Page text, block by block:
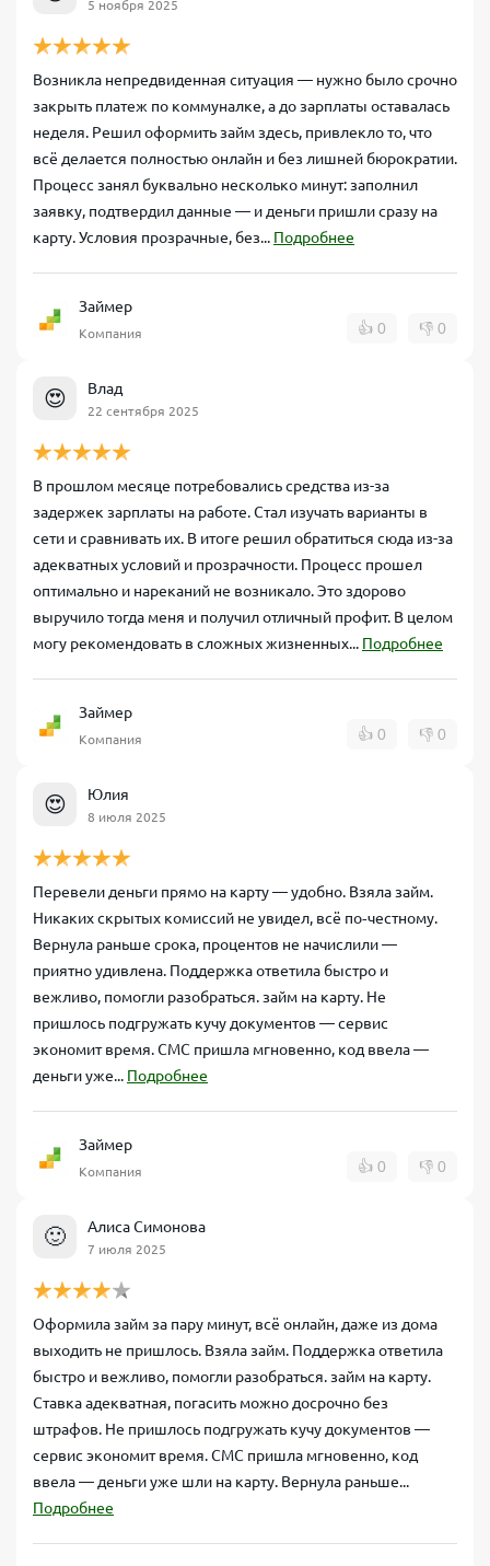
5 ноября 2025
Возникла непредвиденная ситуация — нужно было срочно
закрыть платеж по коммуналке, а до зарплаты оставалась
неделя. Решил оформить займ здесь, привлекло то, что
всё делается полностью онлайн и без лишней бюрократии.
Процесс занял буквально несколько минут: заполнил
заявку, подтвердил данные — и деньги пришли сразу на
карту. Условия прозрачные, без... Подробнее
Займер
Компания 👍 0 👎 0
😍 Влад
22 сентября 2025
В прошлом месяце потребовались средства из-за
задержек зарплаты на работе. Стал изучать варианты в
сети и сравнивать их. В итоге решил обратиться сюда из-за
адекватных условий и прозрачности. Процесс прошел
оптимально и нареканий не возникало. Это здорово
выручило тогда меня и получил отличный профит. В целом
могу рекомендовать в сложных жизненных... Подробнее
Займер
Компания 👍 0 👎 0
😍 Юлия
8 июля 2025
Перевели деньги прямо на карту — удобно. Взяла займ.
Никаких скрытых комиссий не увидел, всё по‑честному.
Вернула раньше срока, процентов не начислили —
приятно удивлена. Поддержка ответила быстро и
вежливо, помогли разобраться. займ на карту. Не
пришлось подгружать кучу документов — сервис
экономит время. СМС пришла мгновенно, код ввела —
деньги уже... Подробнее
Займер
Компания 👍 0 👎 0
🙂 Алиса Симонова
7 июля 2025
Оформила займ за пару минут, всё онлайн, даже из дома
выходить не пришлось. Взяла займ. Поддержка ответила
быстро и вежливо, помогли разобраться. займ на карту.
Ставка адекватная, погасить можно досрочно без
штрафов. Не пришлось подгружать кучу документов —
сервис экономит время. СМС пришла мгновенно, код
ввела — деньги уже шли на карту. Вернула раньше...
Подробнее